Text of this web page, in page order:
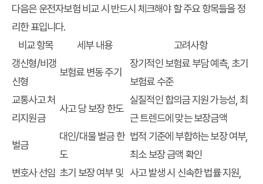
다음은 운전자보험 비교 시 반드시 체크해야 할 주요 항목들을 정
리한 표입니다.
비교 항목
세부 내용
고려사항
갱신형/비갱
신형
보험료 변동 주기
장기적인 보험료 부담 예측, 초기
보험료 수준
교통사고 처
리지원금
사고 당 보장 한도
실질적인 합의금 지원 가능성, 최
근 트렌드에 맞는 보장금액
벌금
대인/대물 벌금 한
도
법적 기준에 부합하는 보장 여부,
최소 보장 금액 확인
변호사 선임 초기 보장 여부 및 사고 발생 시 신속한 법률 지원,